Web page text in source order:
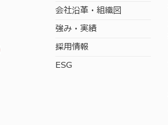
会社沿革・組織図
強み・実績
採用情報
ESG